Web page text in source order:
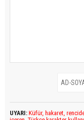
UYARI: Küfür, hakaret,